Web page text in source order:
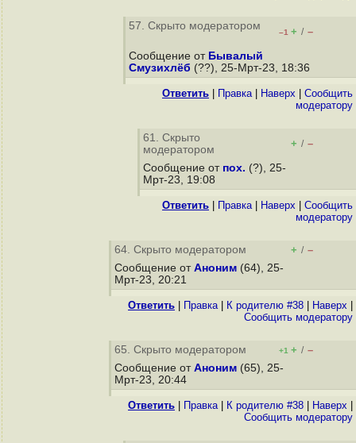
57. Скрыто модератором
–1 + / –
Сообщение от Бывалый
Смузихлёб (??), 25-Мрт-23, 18:36
Ответить Правка| Наверх
Cообщить
модератору
61. Скрыто
модератором
+ / –
Сообщение от пох. (?), 25-
Мрт-23, 19:08
Ответить Правка| Наверх
Cообщить
модератору
64. Скрыто модератором + / –
Сообщение от Аноним (64), 25-
Мрт-23, 20:21
Ответить Правка| К родителю #38 Наверх
Cообщить модератору
65. Скрыто модератором +1 + / –
Сообщение от Аноним (65), 25-
Мрт-23, 20:44
Ответить Правка| К родителю #38 Наверх
Cообщить модератору